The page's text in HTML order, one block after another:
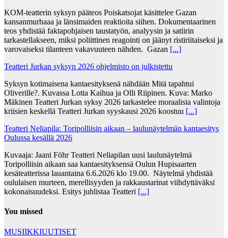
KOM-teatterin syksyn pääteos Poiskatsojat käsittelee Gazan
kansanmurhaaa ja länsimaiden reaktioita siihen. Dokumentaarinen
teos yhdistää faktapohjaisen taustatyön, analyysin ja satiirin
tarkastellakseen, miksi poliittinen reagointi on jäänyt ristiriitaiseksi ja
varovaiseksi tilanteen vakavuuteen nähden. Gazan [...]
Teatteri Jurkan syksyn 2026 ohjelmisto on julkistettu
Syksyn kotimaisena kantaesityksenä nähdään Mitä tapahtui
Oliverille?. Kuvassa Lotta Kaihua ja Olli Riipinen. Kuva: Marko
Mäkinen Teatteri Jurkan syksy 2026 tarkastelee moraalisia valintoja
kriisien keskellä Teatteri Jurkan syyskausi 2026 koostuu [...]
Teatteri Neliapila: Toripolliisin aikaan – laulunäytelmän kantaesitys
Oulussa kesällä 2026
Kuvaaja: Jaani Föhr Teatteri Neliapilan uusi laulunäytelmä
Toripolliisin aikaan saa kantaesityksensä Oulun Hupisaarten
kesäteatterissa lauantaina 6.6.2026 klo 19.00. Näytelmä yhdistää
oululaisen murteen, merellisyyden ja rakkaustarinat viihdyttäväksi
kokonaisuudeksi. Esitys juhlistaa Teatteri [...]
You missed
MUSIIKKIUUTISET